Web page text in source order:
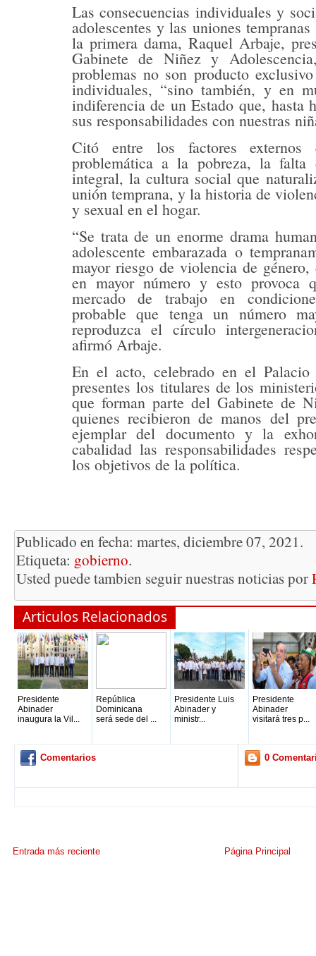
Las consecuencias individuales y
adolescentes y las uniones
la primera dama, Raquel Arbaje,
Gabinete de Niñez y
problemas no son producto
individuales, “sino también, y en
indiferencia de un Estado que, hasta
sus responsabilidades con nuestras
Citó entre los factores
problemática a la pobreza, la falta
integral, la cultura social que
unión temprana, y la historia de
y sexual en el hogar.
“Se trata de un enorme drama
adolescente embarazada o
mayor riesgo de violencia de género,
en mayor número y esto provoca
mercado de trabajo en
probable que tenga un número
reproduzca el círculo
afirmó Arbaje.
En el acto, celebrado en el Palacio
presentes los titulares de los
que forman parte del Gabinete de
quienes recibieron de manos del
ejemplar del documento y la
cabalidad las responsabilidades
los objetivos de la política.
Publicado en fecha: martes, diciembre 07, 2021.
Etiqueta: gobierno.
Usted puede tambien seguir nuestras noticias por
Articulos Relacionados
Presidente
Abinader
inaugura la Vil...
República
Dominicana
será sede del ...
Presidente Luis
Abinader y
ministr...
Presidente
Abinader
visitará tres p...
Comentarios 0
Entrada más reciente Página Principal